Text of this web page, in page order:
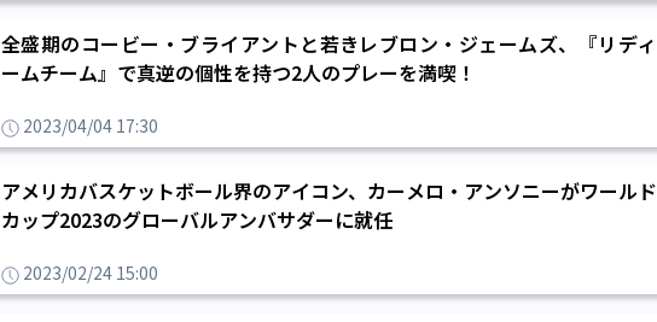
全盛期のコービー・ブライアントと若きレブロン・ジェームズ、『リディ
ームチーム』で真逆の個性を持つ2人のプレーを満喫！
2023/04/04 17:30
アメリカバスケットボール界のアイコン、カーメロ・アンソニーがワールド
カップ2023のグローバルアンバサダーに就任
2023/02/24 15:00